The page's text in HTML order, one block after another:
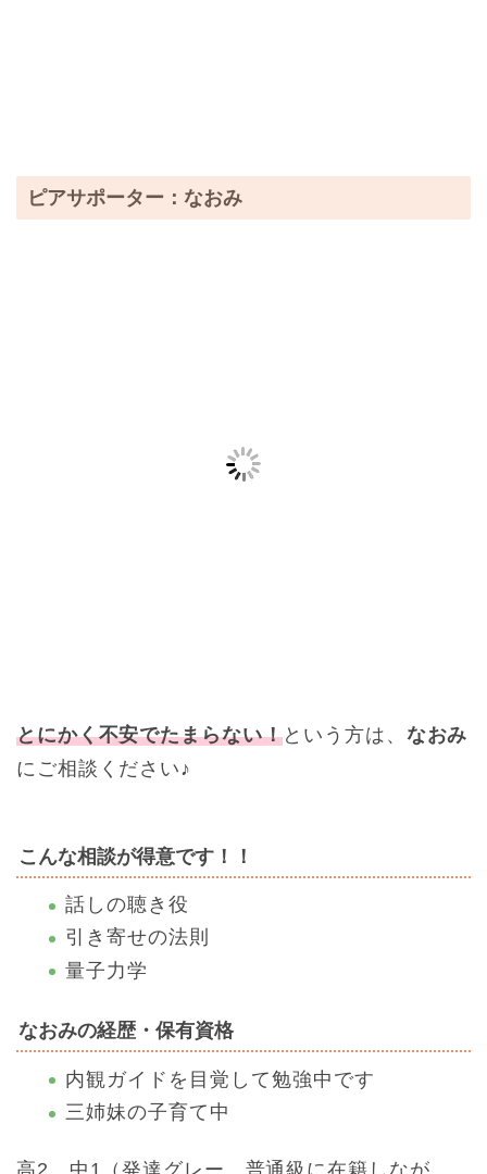
ピアサポーター：なおみ
とにかく不安でたまらない！という方は、 なおみ
にご相談ください♪
こんな相談が得意です！！
話しの聴き役
引き寄せの法則
量子力学
なおみの経歴・保有資格
内観ガイドを目覚して勉強中です
三姉妹の子育て中